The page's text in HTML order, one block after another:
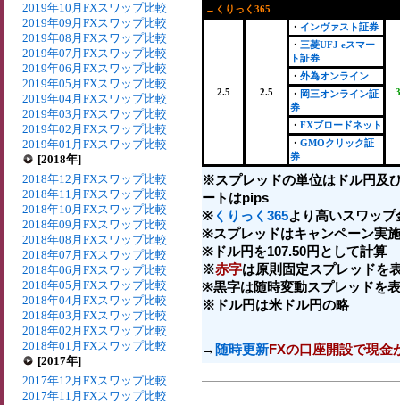
2019年10月FXスワップ比較
2019年09月FXスワップ比較
2019年08月FXスワップ比較
2019年07月FXスワップ比較
2019年06月FXスワップ比較
2019年05月FXスワップ比較
2019年04月FXスワップ比較
2019年03月FXスワップ比較
2019年02月FXスワップ比較
2019年01月FXスワップ比較
[2018年]
2018年12月FXスワップ比較
2018年11月FXスワップ比較
2018年10月FXスワップ比較
2018年09月FXスワップ比較
2018年08月FXスワップ比較
2018年07月FXスワップ比較
2018年06月FXスワップ比較
2018年05月FXスワップ比較
2018年04月FXスワップ比較
2018年03月FXスワップ比較
2018年02月FXスワップ比較
2018年01月FXスワップ比較
[2017年]
2017年12月FXスワップ比較
2017年11月FXスワップ比較
→くりっく365
2.5 2.5
・ インヴァスト証券
・ 三菱UFJ eスマー
ト証券
・ 外為オンライン
・ 岡三オンライン証
券
・ FXブロードネット
・ GMOクリック証
券
※スプレッドの単位はドル円及
ートはpips
※ くりっく365より高いスワップ
※スプレッドはキャンペーン実
※ドル円を107.50円として計算
※赤字は原則固定スプレッドを
※黒字は随時変動スプレッドを
※ドル円は米ドル円の略
→ 随時更新FXの口座開設で現金